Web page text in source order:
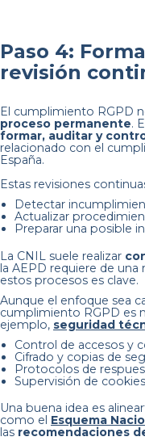
Paso 4:
revisión
El cumplimiento RGPD
proceso permanente.
formar, auditar y
relacionado con el
España.
Estas revisiones
Detectar
Actualizar
Preparar una posible
La CNIL suele realizar
la AEPD requiere de una
estos procesos es clave.
Aunque el enfoque sea
cumplimiento RGPD es
ejemplo, seguridad
Control de accesos y
Cifrado y copias de
Protocolos de
Supervisión de
Una buena idea es
como el Esquema
las recomendaciones